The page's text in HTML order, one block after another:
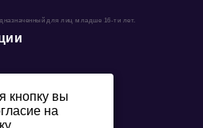
для лиц младше 16-ти лет.
кнопку вы
на